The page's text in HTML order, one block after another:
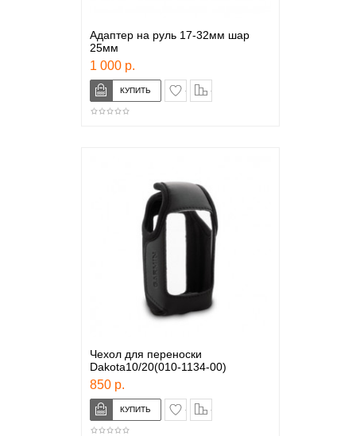
Адаптер на руль 17-32мм шар
25мм
1 000 р.
в закладки
Чехол для переноски
Dakota10/20(010-1134-00)
850 р.
в закладки